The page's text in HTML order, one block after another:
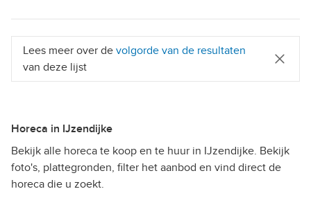
Lees meer over de volgorde van de resultaten
van deze lijst
Horeca in IJzendijke
Bekijk alle horeca te koop en te huur in IJzendijke. Bekijk
foto's, plattegronden, filter het aanbod en vind direct de
horeca die u zoekt.